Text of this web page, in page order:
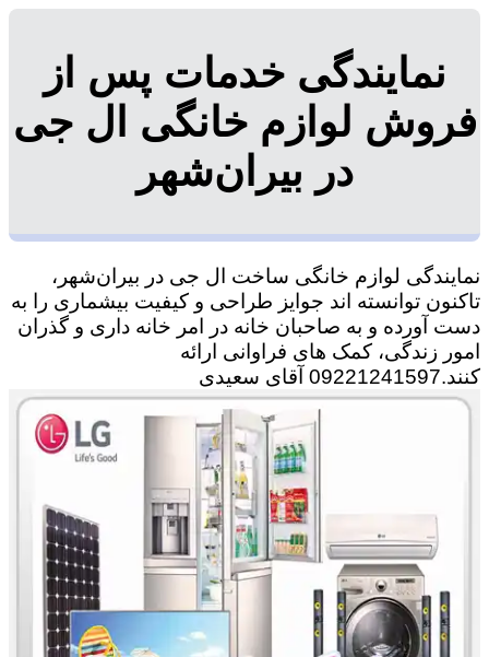
نمایندگی خدمات پس از
فروش لوازم خانگی ال جی
در بیران‌شهر
نمایندگی لوازم خانگی ساخت ال جی در بیران‌شهر،
تاکنون توانسته اند جوایز طراحی و کیفیت بیشماری را به
دست آورده و به صاحبان خانه در امر خانه داری و گذران
امور زندگی، کمک های فراوانی ارائه
کنند.09221241597 آقای سعیدی